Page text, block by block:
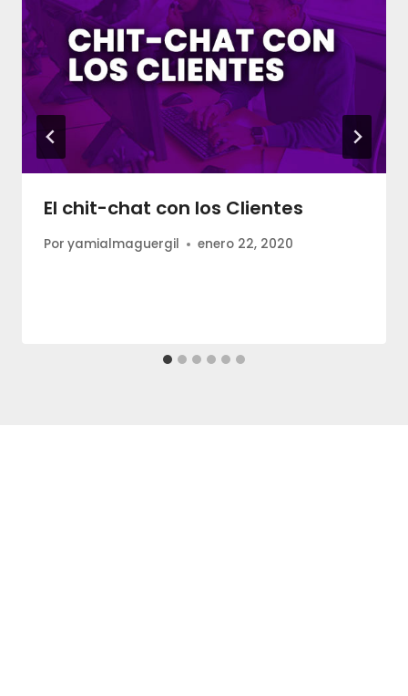
El chit-chat con los Clientes
Por yamialmaguergil enero 22, 2020